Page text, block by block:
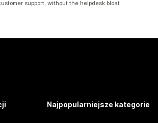
support, without the helpdesk bloat
Najpopularniejsze kategorie